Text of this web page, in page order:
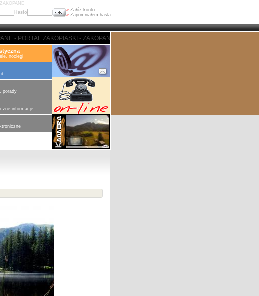
Hasło » Załóż konto
» Zapomniałem hasła
ZAKOPIASKI - ZAKOPANE - PORTAL ZAKOPIASKI - ZAKOPANE - PORTAL ZAKOPIASKI -
noclegi
porady
informacje